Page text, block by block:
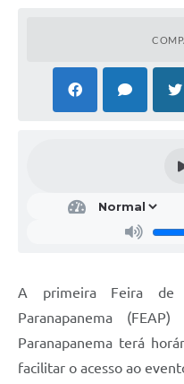
Transparência
Secretarias
A primeira Feira de
Paranapanema
Paranapanema terá
facilitar o acesso ao